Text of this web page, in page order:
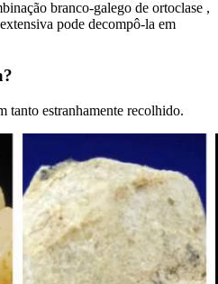
branco-galego de ortoclase ,
pode decompô-la em
tanto estranhamente recolhido.